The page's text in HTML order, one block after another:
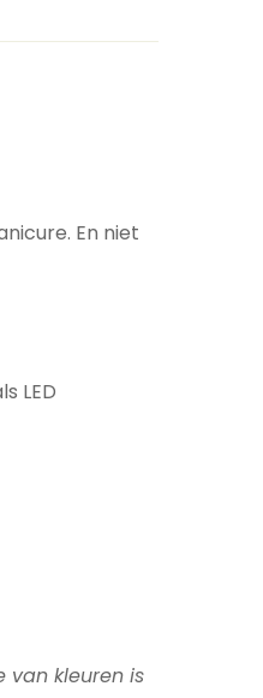
En niet
LED
van kleuren is